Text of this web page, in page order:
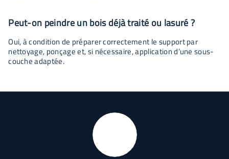
Peut-on peindre un bois déjà traité ou lasuré ?
Oui, à condition de préparer correctement le support par
nettoyage, ponçage et, si nécessaire, application d’une sous-
couche adaptée.